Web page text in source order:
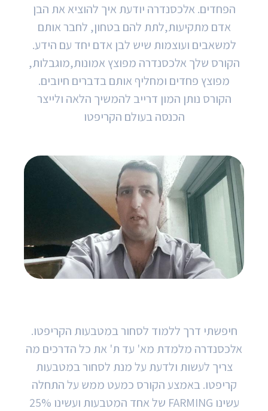
הפחדים. אלכסנדרה יודעת איך להוציא את הבן
אדם מתקיעות,לתת להם בטחון, לחבר אותם
למשאבים ועוצמות שיש לבן אדם יחד עם הידע.
הקורס שלך אלכסנדרה מפוצץ אמונות,מוגבלות,
מפוצץ פחדים ומחליף אותם בדברים חיובים.
הקורס נותן המון דרייב להמשיך הלאה ולייצר
הכנסה בעולם הקריפטו
חיפשתי דרך ללמוד לסחור במטבעות הקריפטו.
אלכסנדרה מלמדת מא' עד ת' את כל הדרכים מה
צריך לעשות ולדעת על מנת לסחור במטבעות
קריפטו. באמצע הקורס כמעט ממש על התחלה
עשינו FARMING של אחד המטבעות ועשינו 25%